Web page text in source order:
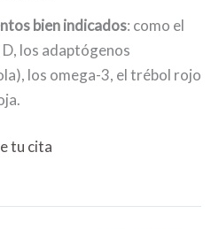
bien indicados: como el
los adaptógenos
los omega-3, el trébol rojo
tu cita